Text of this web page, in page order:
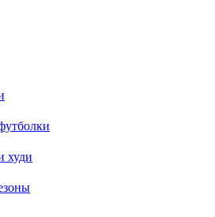
худи